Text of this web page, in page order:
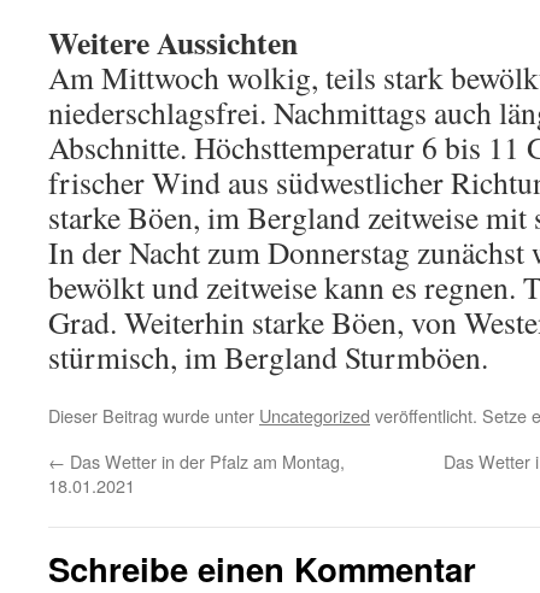
Weitere Aussichten
Am Mittwoch wolkig, teils stark
niederschlagsfrei. Nachmittags auch
Abschnitte. Höchsttemperatur 6 bis 11
frischer Wind aus südwestlicher
starke Böen, im Bergland zeitweise mit
In der Nacht zum Donnerstag
bewölkt und zeitweise kann es regnen.
Grad. Weiterhin starke Böen, von
stürmisch, im Bergland Sturmböen.
Dieser Beitrag wurde unter Uncategorized veröffentlicht. Setze
← Das Wetter in der Pfalz am Montag,
18.01.2021
Das Wetter
Schreibe einen Kommentar